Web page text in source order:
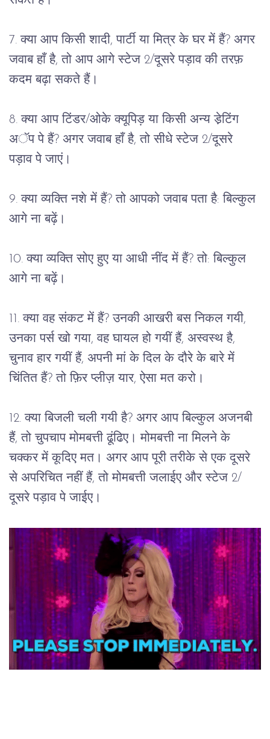
7. क्या आप किसी शादी, पार्टी या मित्र के घर में हैं? अगर
जवाब हाँ है, तो आप आगे स्टेज 2/दूसरे पड़ाव की तरफ़
कदम बढ़ा सकते हैं।
8. क्या आप टिंडर/ओके क्यूपिड़ या किसी अन्य डे़टिंग
अॅप पे हैं? अगर जवाब हाँ है, तो सीधे स्टेज 2/दूसरे
पड़ाव पे जाएं।
9. क्या व्यक्ति नशे में हैं? तो आपको जवाब पता है: बिल्कुल
आगे ना बढ़ें।
10. क्या व्यक्ति सोए हुए या आधी नींद में हैं? तो: बिल्कुल
आगे ना बढ़ें।
11. क्या वह संकट में हैं? उनकी आखरी बस निकल गयी,
उनका पर्स खो गया, वह घायल हो गयीं हैं, अस्वस्थ है,
चुनाव हार गयीं हैं, अपनी मां के दिल के दौरे के बारे में
चिंतित हैं? तो फ़िर प्लीज़ यार, ऐसा मत करो।
12. क्या बिजली चली गयी है? अगर आप बिल्कुल अजनबी
हैं, तो चुपचाप मोमबत्ती ढूंढिए। मोमबत्ती ना मिलने के
चक्कर में कूदिए मत। अगर आप पूरी तरीके से एक दूसरे
से अपरिचित नहीं हैं, तो मोमबत्ती जलाईए और स्टेज 2/
दूसरे पड़ाव पे जाईए।